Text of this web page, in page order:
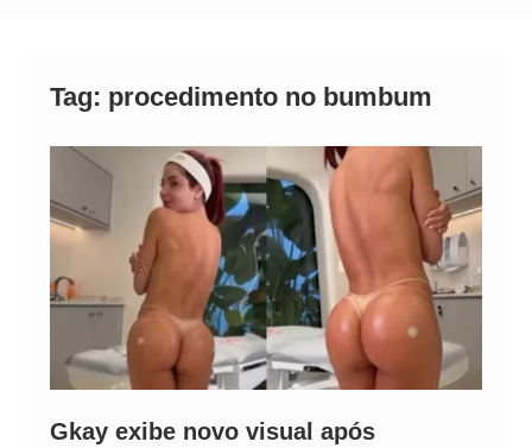
Tag: procedimento no bumbum
Gkay exibe novo visual após